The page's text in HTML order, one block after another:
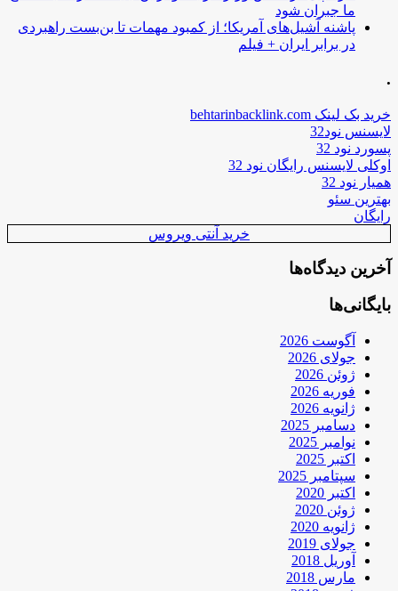
ما جبران شود
پاشنه آشیل‌های آمریکا؛ از کمبود مهمات تا بن‌بست راهبردی
در برابر ایران + فیلم
.
خرید بک لینک behtarinbacklink.com
لایسنس نود32
پسورد نود 32
اوکلی لایسنس رایگان نود 32
همیار نود 32
بهترین سئو
رایگان
خرید آنتی ویروس
آخرین دیدگاه‌ها
بایگانی‌ها
آگوست 2026
جولای 2026
ژوئن 2026
فوریه 2026
ژانویه 2026
دسامبر 2025
نوامبر 2025
اکتبر 2025
سپتامبر 2025
اکتبر 2020
ژوئن 2020
ژانویه 2020
جولای 2019
آوریل 2018
مارس 2018